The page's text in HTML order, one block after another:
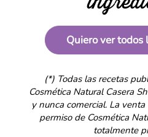
Quiero ver todos
(*) Todas las recetas
Cosmética Natural Casera
y nunca comercial. La
permiso de Cosmética
totalmente